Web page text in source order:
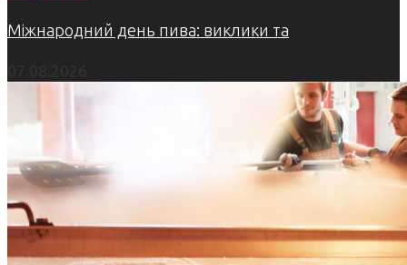
Міжнародний день пива: виклики та